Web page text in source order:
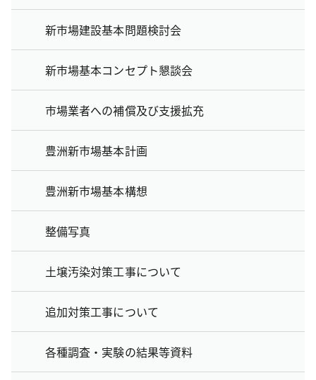
新市場建設基本問題検討会
新市場基本コンセプト懇談会
市場業者への補償及び支援拡充
豊洲新市場基本計画
豊洲新市場基本構想
整備写真
土壌汚染対策工事について
追加対策工事について
各種調査・実験の結果等資料